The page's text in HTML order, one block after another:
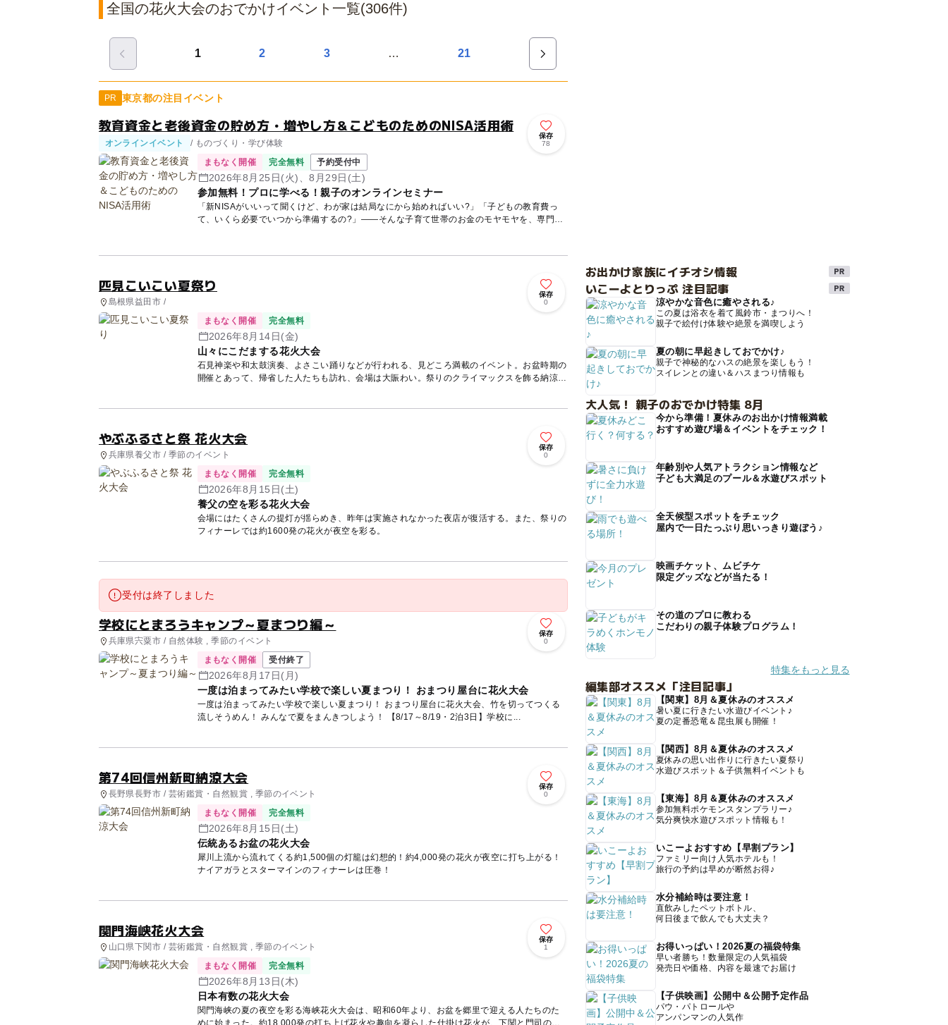
全国の花火大会のおでかけイベント一覧(306件)
1 2 3 … 21
PR 東京都の注目イベント
教育資金と老後資金の貯め方・増やし方＆こどものためのNISA活用術
オンラインイベント / ものづくり・学び体験
保存
78
まもなく開催 完全無料 予約受付中
2026年8月25日(火)、8月29日(土)
参加無料！プロに学べる！親子のオンラインセミナー
「新NISAがいいって聞くけど、わが家は結局なにから始めればいい?」「子どもの教育費っ
て、いくら必要でいつから準備するの?」——そんな子育て世帯のお金のモヤモヤを、専門の
匹見こいこい夏祭り
島根県益田市 /
保存
0
まもなく開催 完全無料
2026年8月14日(金)
山々にこだまする花火大会
石見神楽や和太鼓演奏、よさこい踊りなどが行われる、見どころ満載のイベント。お盆時期の
開催とあって、帰省した人たちも訪れ、会場は大賑わい。祭りのクライマックスを飾る納涼花
やぶふるさと祭 花火大会
兵庫県養父市 / 季節のイベント
保存
0
まもなく開催 完全無料
2026年8月15日(土)
養父の空を彩る花火大会
会場にはたくさんの提灯が揺らめき、昨年は実施されなかった夜店が復活する。また、祭りの
フィナーレでは約1600発の花火が夜空を彩る。
受付は終了しました
学校にとまろうキャンプ～夏まつり編～
兵庫県宍粟市 / 自然体験 , 季節のイベント
保存
0
まもなく開催 受付終了
2026年8月17日(月)
一度は泊まってみたい学校で楽しい夏まつり！ おまつり屋台に花火大会
一度は泊まってみたい学校で楽しい夏まつり！ おまつり屋台に花火大会、竹を切ってつくる
流しそうめん！ みんなで夏をまんきつしよう！ 【8/17～8/19・2泊3日】学校に...
第74回信州新町納涼大会
長野県長野市 / 芸術鑑賞・自然観賞 , 季節のイベント
保存
0
まもなく開催 完全無料
2026年8月15日(土)
伝統あるお盆の花火大会
犀川上流から流れてくる約1,500個の灯籠は幻想的！約4,000発の花火が夜空に打ち上がる！
ナイアガラとスターマインのフィナーレは圧巻！
関門海峡花火大会
山口県下関市 / 芸術鑑賞・自然観賞 , 季節のイベント
保存
1
まもなく開催 完全無料
2026年8月13日(木)
日本有数の花火大会
関門海峡の夏の夜空を彩る海峡花火大会は、昭和60年より、お盆を郷里で迎える人たちのた
めに始まった。約18,000発の打ち上げ花火や趣向を凝らした仕掛け花火が、下関と門司の両
お出かけ家族にイチオシ情報
いこーよとりっぷ 注目記事
涼やかな音色に癒やされる♪
この夏は浴衣を着て風鈴市・まつりへ！
親子で絵付け体験や絶景を満喫しよう
夏の朝に早起きしておでかけ♪
親子で神秘的なハスの絶景を楽しもう！
スイレンとの違い＆ハスまつり情報も
大人気！ 親子のおでかけ特集 8月
今から準備！夏休みのお出かけ情報満載
おすすめ遊び場＆イベントをチェック！
年齢別や人気アトラクション情報など
子ども大満足のプール＆水遊びスポット
全天候型スポットをチェック
屋内で一日たっぷり思いっきり遊ぼう♪
映画チケット、ムビチケ
限定グッズなどが当たる！
その道のプロに教わる
こだわりの親子体験プログラム！
特集をもっと見る
編集部オススメ「注目記事」
【関東】8月＆夏休みのオススメ
暑い夏に行きたい水遊びイベント♪
夏の定番恐竜＆昆虫展も開催！
【関西】8月＆夏休みのオススメ
夏休みの思い出作りに行きたい夏祭り
水遊びスポット＆子供無料イベントも
【東海】8月＆夏休みのオススメ
参加無料ポケモンスタンプラリー♪
気分爽快水遊びスポット情報も！
いこーよおすすめ【早割プラン】
ファミリー向け人気ホテルも！
旅行の予約は早めが断然お得♪
水分補給時は要注意！
直飲みしたペットボトル、
何日後まで飲んでも大丈夫？
お得いっぱい！2026夏の福袋特集
早い者勝ち！数量限定の人気福袋
発売日や価格、内容を最速でお届け
【子供映画】公開中＆公開予定作品
パウ・パトロールや
アンパンマンの人気作